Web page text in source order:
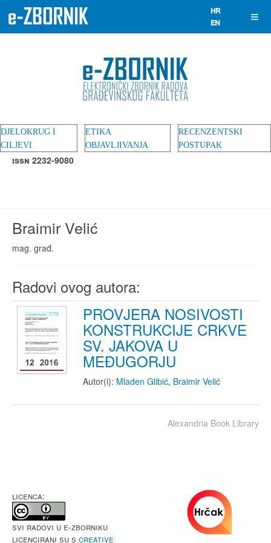
DJELOKRUG I
CILJEVI
ETIKA
OBJAVLJIVANJA
RECENZENTSKI
POSTUPAK
ISSN 2232-9080
Braimir Velić
mag. građ.
Radovi ovog autora:
PROVJERA NOSIVOSTI
KONSTRUKCIJE CRKVE
SV. JAKOVA U
MEĐUGORJU
Autor(i): Mladen Glibić, Braimir Velić
Alexandria Book Library
LICENCA:
Svi radovi u e-Zborniku
licencirani su s Creative